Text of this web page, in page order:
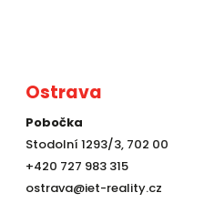
Ostrava
Pobočka
Stodolní 1293/3, 702 00
+420 727 983 315
ostrava@iet-reality.cz